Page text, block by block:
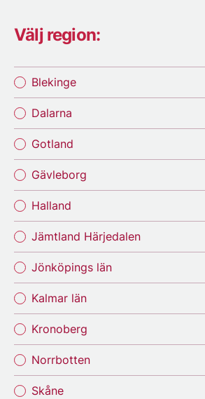
Välj region:
Blekinge
Dalarna
Gotland
Gävleborg
Halland
Jämtland Härjedalen
Jönköpings län
Kalmar län
Kronoberg
Norrbotten
Skåne